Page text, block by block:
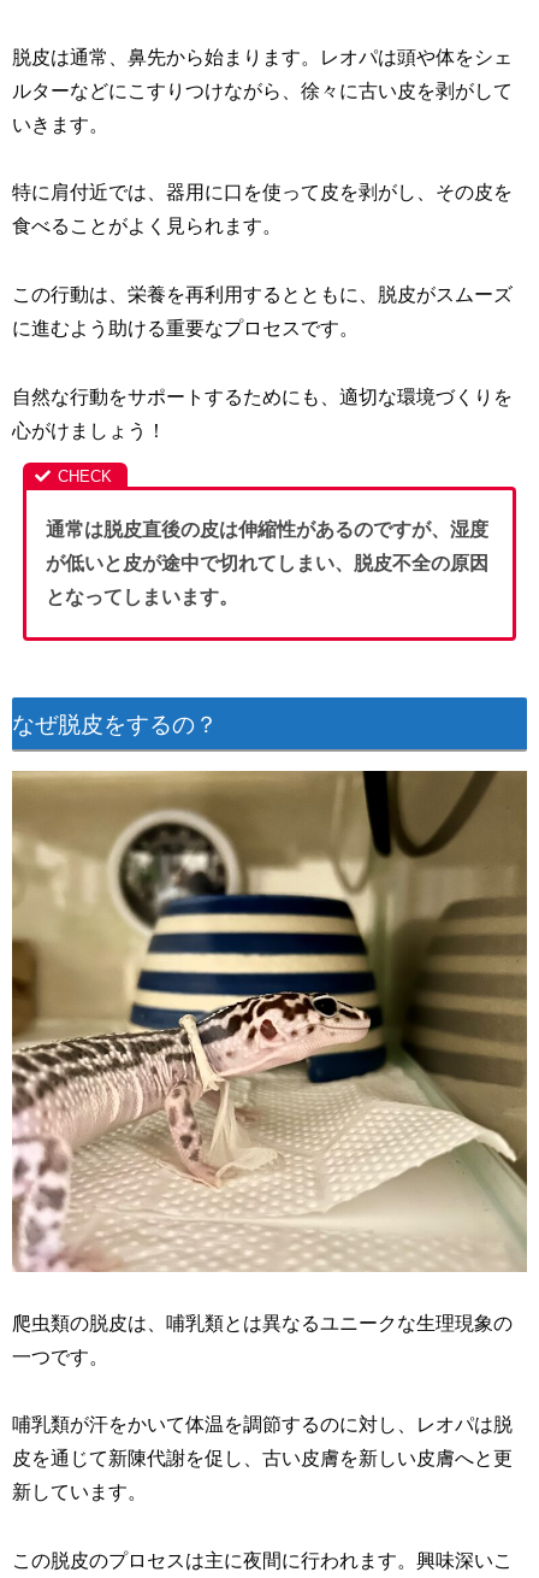
脱皮は通常、鼻先から始まります。レオパは頭や体をシェ
ルターなどにこすりつけながら、徐々に古い皮を剥がして
いきます。
特に肩付近では、器用に口を使って皮を剥がし、その皮を
食べることがよく見られます。
この行動は、栄養を再利用するとともに、脱皮がスムーズ
に進むよう助ける重要なプロセスです。
自然な行動をサポートするためにも、適切な環境づくりを
心がけましょう！
通常は脱皮直後の皮は伸縮性があるのですが、湿度
が低いと皮が途中で切れてしまい、脱皮不全の原因
となってしまいます。
なぜ脱皮をするの？
爬虫類の脱皮は、哺乳類とは異なるユニークな生理現象の
一つです。
哺乳類が汗をかいて体温を調節するのに対し、レオパは脱
皮を通じて新陳代謝を促し、古い皮膚を新しい皮膚へと更
新しています。
この脱皮のプロセスは主に夜間に行われます。興味深いこ